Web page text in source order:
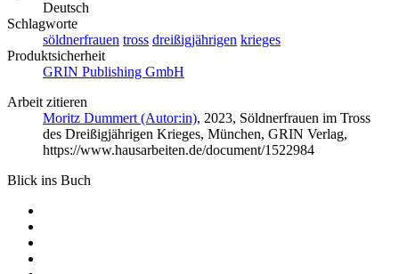
Deutsch
Schlagworte
söldnerfrauen tross dreißigjährigen krieges
Produktsicherheit
GRIN Publishing GmbH
Arbeit zitieren
Moritz Dummert (Autor:in), 2023, Söldnerfrauen im Tross
des Dreißigjährigen Krieges, München, GRIN Verlag,
https://www.hausarbeiten.de/document/1522984
Blick ins Buch